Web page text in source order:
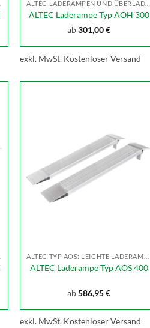
ALTEC Laderampe Typ AOH 300
ab301,00€
exkl. MwSt. Kostenloser Versand
ALTEC Laderampe Typ AOS 400
ab586,95€
exkl. MwSt. Kostenloser Versand